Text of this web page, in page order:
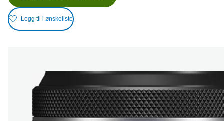
Legg til i ønskeliste